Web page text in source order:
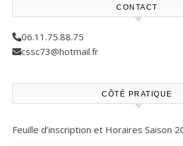
CONTACT
06.11.75.88.75
cssc73@hotmail.fr
CÔTÉ PRATIQUE
Feuille d’inscription et Horaires Saison